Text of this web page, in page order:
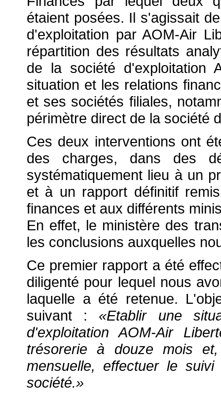
étaient posées. Il s'agissait
d'exploitation par AOM-Air
répartition des résultats
de la société d'exploitation
situation et les relations
et ses sociétés filiales,
périmètre direct de la société
Ces deux interventions ont
des charges, dans des
systématiquement lieu à un
et à un rapport définitif
finances et aux différents
En effet, le ministère des
les conclusions auxquelles
Ce premier rapport a été
diligenté pour lequel nous
laquelle a été retenue.
suivant : «Etablir une
d'exploitation AOM-Air
trésorerie à douze mois
mensuelle, effectuer le
société.»